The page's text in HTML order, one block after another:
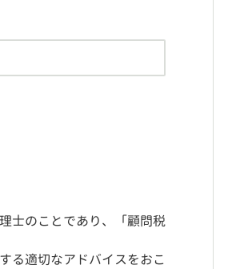
士のことであり、「顧問税
る適切なアドバイスをおこ